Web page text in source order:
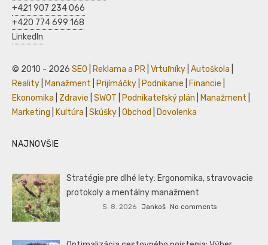
+421 907 234 066
+420 774 699 168
LinkedIn
© 2010 - 2026 SEO Reklama a PR Vrtuľníky Autoškola
Reality
Manažment Prijímáčky Podnikanie Financie
Ekonomika
Zdravie SWOT Podnikateľský plán Manažment
Marketing
Kultúra Skúšky Obchod Dovolenka
NAJNOVŠIE
Stratégie pre dlhé lety: Ergonomika, stravovacie
protokoly a mentálny manažment
5. 8. 2026 Jankoš No comments